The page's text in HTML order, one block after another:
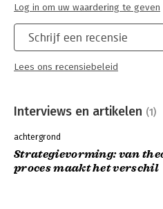
Schrijf een recensie
Lees ons recensiebeleid
Log in om uw waardering te geven
Interviews en artikelen (1)
achtergrond
Strategievorming: van
proces maakt het verschil